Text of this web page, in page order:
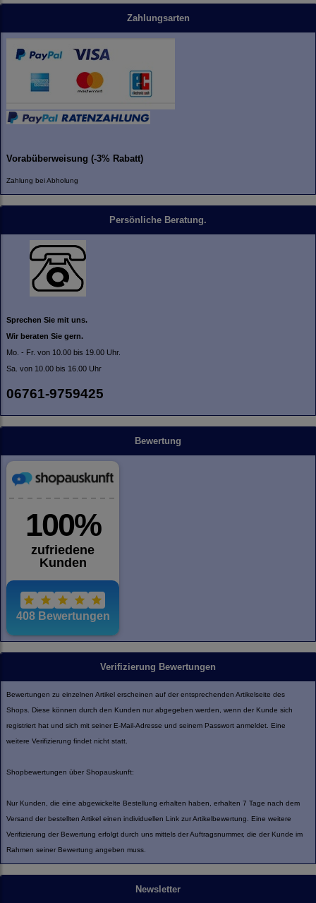
Zahlungsarten
Vorabüberweisung (-3% Rabatt)
Zahlung bei Abholung
Persönliche Beratung.
Sprechen Sie mit uns.
Wir beraten Sie gern.
Mo. - Fr. von 10.00 bis 19.00 Uhr.
Sa. von 10.00 bis 16.00 Uhr
06761-9759425
Bewertung
Verifizierung Bewertungen
Bewertungen zu einzelnen Artikel erscheinen auf der entsprechenden Artikelseite des
Shops. Diese können durch den Kunden nur abgegeben werden, wenn der Kunde sich
registriert hat und sich mit seiner E-Mail-Adresse und seinem Passwort anmeldet. Eine
weitere Verifizierung findet nicht statt.
Shopbewertungen über Shopauskunft:
Nur Kunden, die eine abgewickelte Bestellung erhalten haben, erhalten 7 Tage nach dem
Versand der bestellten Artikel einen individuellen Link zur Artikelbewertung. Eine weitere
Verifizierung der Bewertung erfolgt durch uns mittels der Auftragsnummer, die der Kunde im
Rahmen seiner Bewertung angeben muss.
Newsletter